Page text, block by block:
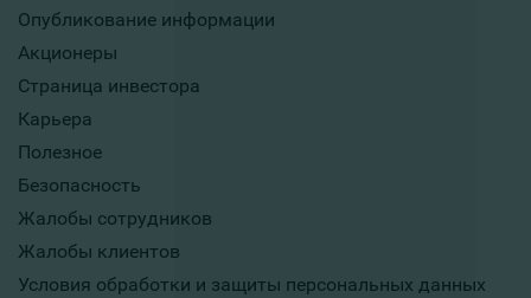
Опубликование информации
Акционеры
Страница инвестора
Карьера
Полезное
Безопасность
Жалобы сотрудников
Жалобы клиентов
Условия обработки и защиты персональных данных